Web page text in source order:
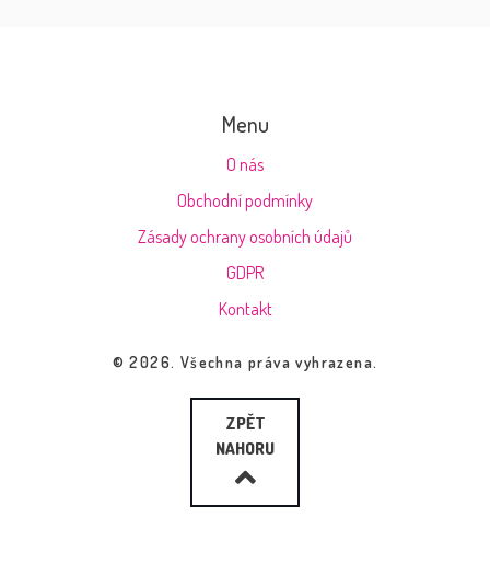
Menu
O nás
Obchodní podmínky
Zásady ochrany osobních údajů
GDPR
Kontakt
© 2026. Všechna práva vyhrazena.
ZPĚT
NAHORU